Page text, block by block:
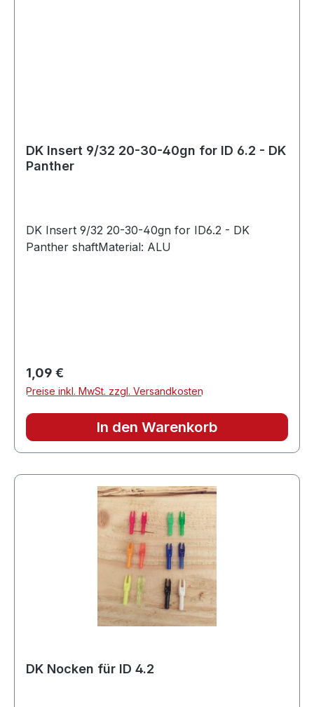
DK Insert 9/32 20-30-40gn for ID 6.2 - DK
Panther
DK Insert 9/32 20-30-40gn for ID6.2 - DK
Panther shaftMaterial: ALU
Regulärer Preis:
1,09 €
Preise inkl. MwSt. zzgl. Versandkosten
In den Warenkorb
DK Nocken für ID 4.2